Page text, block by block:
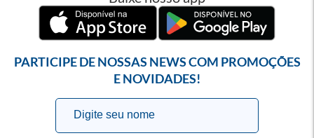
PARTICIPE DE NOSSAS NEWS COM PROMOÇÕES
E NOVIDADES!